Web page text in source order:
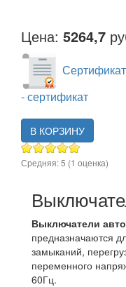
Цена: 5264,7
- сертификат
В КОРЗИНУ
Средняя:5 (1 оценка)
Выключатели
предназначаются
замыканий,
переменного
60Гц.